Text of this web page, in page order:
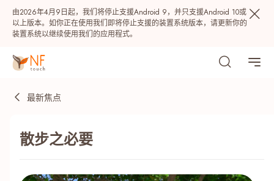
由2026年4月9日起，我们将停止支援Android 9，并只支援Android 10或
以上版本。如你正在使用我们即将停止支援的装置系统版本，请更新你的
装置系统以继续使用我们的应用程式。
最新焦点
散步之必要